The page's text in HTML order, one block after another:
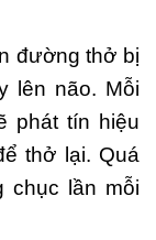
đường thở bị
lên não. Mỗi
phát tín hiệu
thở lại. Quá
chục lần mỗi